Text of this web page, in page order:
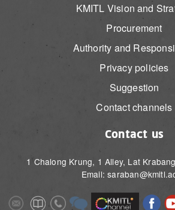
KMITL Vision and
Procurement
Authority and
Privacy policies
Suggestion
Contact channels
Contact us
1 Chalong Krung, 1 Alley, Lat
Email:
ImageImageImageImage Image Image